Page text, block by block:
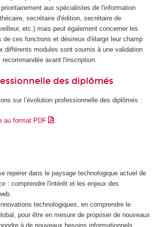
aux spécialistes de l'information
secrétaire d'édition, secrétaire de
etc.) mais peut également concerner les
de ces fonctions et désireux d'élargir leur champ
différents modules sont soumis à une validation
avant l'inscription.
des diplômés
sur l’évolution professionnelle des diplômés :
au format PDF
repérer dans le paysage technologique actuel de
: comprendre l'intérêt et les enjeux des
technologiques, en comprendre le
pour être en mesure de proposer de nouveaux
à de nouveaux besoins informationnels.